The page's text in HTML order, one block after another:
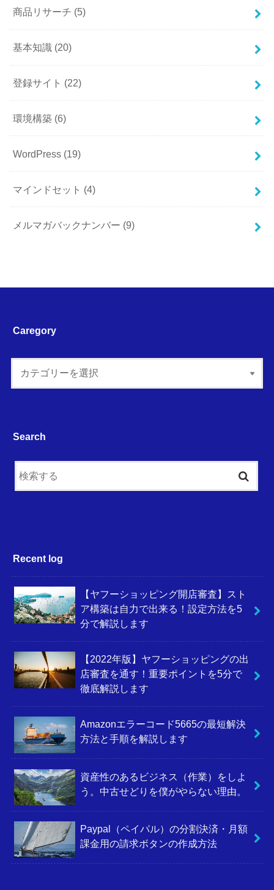
商品リサーチ (5)
基本知識 (20)
登録サイト (22)
環境構築 (6)
WordPress (19)
マインドセット (4)
メルマガバックナンバー (9)
Caregory
Search
Recent log
【ヤフーショッピング開店審査】スト
ア構築は自力で出来る！設定方法を5
分で解説します
【2022年版】ヤフーショッピングの出
店審査を通す！重要ポイントを5分で
徹底解説します
Amazonエラーコード5665の最短解決
方法と手順を解説します
資産性のあるビジネス（作業）をしよ
う。中古せどりを僕がやらない理由。
Paypal（ペイパル）の分割決済・月額
課金用の請求ボタンの作成方法